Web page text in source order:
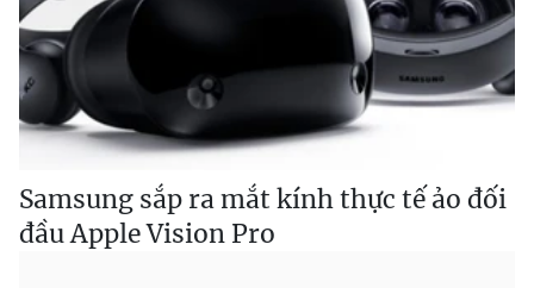
Samsung sắp ra mắt kính thực tế ảo đối
đầu Apple Vision Pro